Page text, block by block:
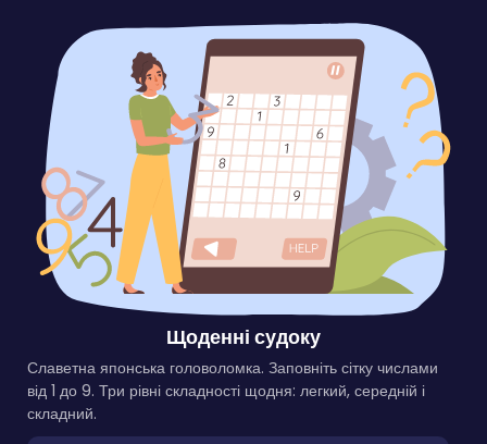
Щоденні судоку
Славетна японська головоломка. Заповніть сітку числами
від 1 до 9. Три рівні складності щодня: легкий, середній і
складний.